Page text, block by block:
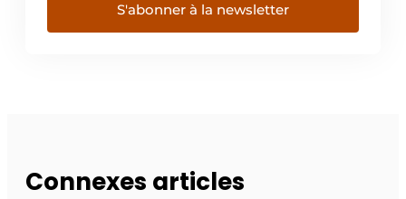
S'abonner à la newsletter
Connexes articles